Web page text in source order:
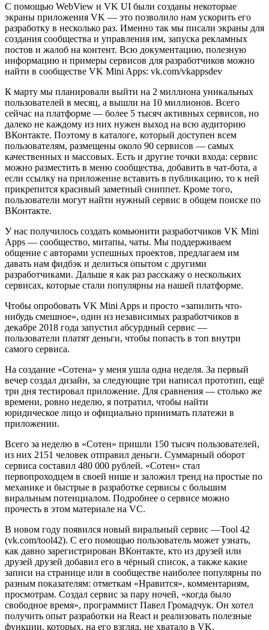
С помощью WebView и VK UI были созданы некоторые
экраны приложения VK — это позволило нам ускорить его
разработку в несколько раз. Именно так мы писали экраны для
создания сообщества и управления им, запуска рекламных
постов и жалоб на контент. Всю документацию, полезную
информацию и примеры сервисов для разработчиков можно
найти в сообществе VK Mini Apps: vk.com/vkappsdev
К марту мы планировали выйти на 2 миллиона уникальных
пользователей в месяц, а вышли на 10 миллионов. Всего
сейчас на платформе — более 5 тысяч активных сервисов, но
далеко не каждому из них нужен выход на всю аудиторию
ВКонтакте. Поэтому в каталоге, который доступен всем
пользователям, размещены около 90 сервисов — самых
качественных и массовых. Есть и другие точки входа: сервис
можно разместить в меню сообщества, добавить в чат-бота, а
если ссылку на приложение вставить в публикацию, то к ней
прикрепится красивый заметный сниппет. Кроме того,
пользователи могут найти нужный сервис в общем поиске по
ВКонтакте.
У нас получилось создать комьюнити разработчиков VK Mini
Apps — сообщество, митапы, чаты. Мы поддерживаем
общение с авторами успешных проектов, предлагаем им
давать нам фидбэк и делиться опытом с другими
разработчиками. Дальше я как раз расскажу о нескольких
сервисах, которые стали популярны на нашей платформе.
Чтобы опробовать VK Mini Apps и просто «запилить что-
нибудь смешное», один из независимых разработчиков в
декабре 2018 года запустил абсурдный сервис —
пользователи платят деньги, чтобы попасть в топ внутри
самого сервиса.
На создание «Сотена» у меня ушла одна неделя. За первый
вечер создал дизайн, за следующие три написал прототип, ещё
три дня тестировал приложение. Для сравнения — столько же
времени, ровно неделю, я потратил, чтобы найти
юридическое лицо и официально принимать платежи в
приложении.
Всего за неделю в «Сотен» пришли 150 тысяч пользователей,
из них 2151 человек отправил деньги. Суммарный оборот
сервиса составил 480 000 рублей. «Сотен» стал
первопроходцем в своей нише и заложил тренд на простые по
механике и быстрые в разработке сервисы с большим
виральным потенциалом. Подробнее о сервисе можно
прочесть в этом материале на VC.
В новом году появился новый виральный сервис —Tool 42
(vk.com/tool42). С его помощью пользователь может узнать,
как давно зарегистрирован ВКонтакте, кто из друзей или
друзей друзей добавил его в чёрный список, а также какие
записи на странице или в сообществе наиболее популярны по
разным показателям: отметкам «Нравится», комментариям,
просмотрам. Создал сервис за пару ночей, «когда было
свободное время», программист Павел Громадчук. Он хотел
получить опыт разработки на React и реализовать полезные
функции, которых, на его взгляд, не хватало в VK.